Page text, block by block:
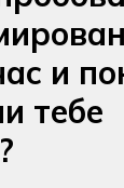
и
тебе